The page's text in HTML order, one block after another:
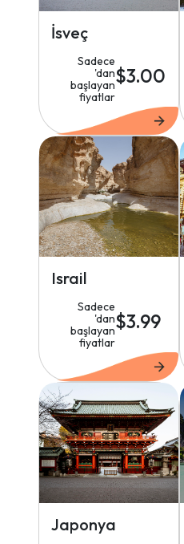
İsveç
Sadece
'dan
başlayan
fiyatlar
$3.00
Israil
Sadece
'dan
başlayan
fiyatlar
$3.99
Japonya